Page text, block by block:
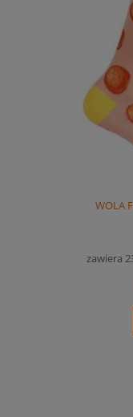
WOLA
zawiera